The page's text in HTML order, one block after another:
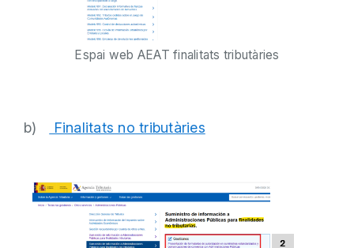
Espai web AEAT finalitats tributàries
b) Finalitats no tributàries